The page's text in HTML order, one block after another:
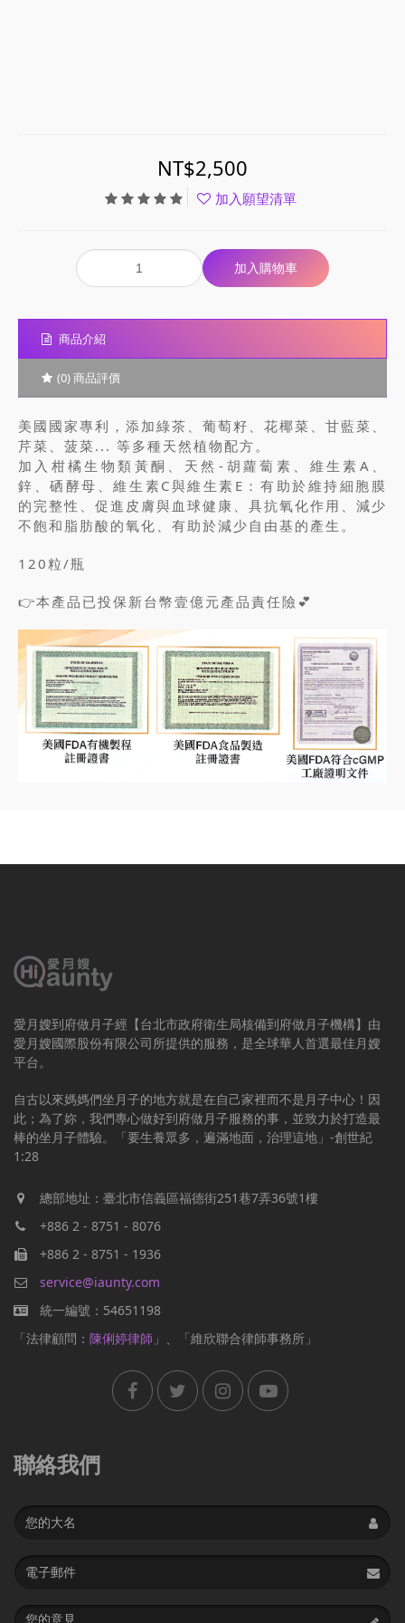
NT$2,500
加入願望清單
商品介紹
(0) 商品評價
美國國家專利，添加綠茶、葡萄籽、花椰菜、甘藍菜、
芹菜、菠菜... 等多種天然植物配方。
加入柑橘生物類黃酮、天然-胡蘿蔔素、維生素A、
鋅、硒酵母、維生素C與維生素E：有助於維持細胞膜
的完整性、促進皮膚與血球健康、具抗氧化作用、減少
不飽和脂肪酸的氧化、有助於減少自由基的產生。
120粒/瓶
👉本產品已投保新台幣壹億元產品責任險💕
愛月嫂到府做月子經【台北市政府衛生局核備到府做月子機構】由
愛月嫂國際股份有限公司所提供的服務，是全球華人首選最佳月嫂
平台。
自古以來媽媽們坐月子的地方就是在自己家裡而不是月子中心！因
此；為了妳，我們專心做好到府做月子服務的事，並致力於打造最
棒的坐月子體驗。「要生養眾多，遍滿地面，治理這地」-創世紀
1:28
總部地址：臺北市信義區福德街251巷7弄36號1樓
+886 2 - 8751 - 8076
+886 2 - 8751 - 1936
service@iaunty.com
統一編號：54651198
「法律顧問： 陳俐婷律師 」、「維欣聯合律師事務所」
聯絡我們
Name
Email
address
Message